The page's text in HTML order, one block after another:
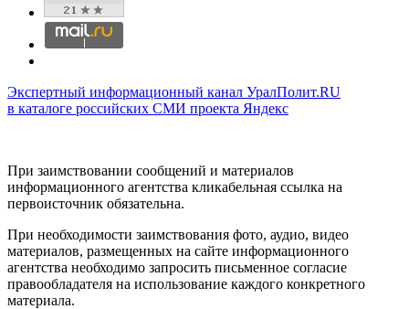
Экспертный информационный канал УралПолит.RU
в каталоге российских СМИ проекта Яндекс
При заимствовании сообщений и материалов
информационного агентства кликабельная ссылка на
первоисточник обязательна.
При необходимости заимствования фото, аудио, видео
материалов, размещенных на сайте информационного
агентства необходимо запросить письменное согласие
правообладателя на использование каждого конкретного
материала.